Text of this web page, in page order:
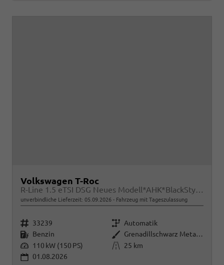
Volkswagen T-Roc
R-Line 1.5 eTSI DSG Neues Modell*AHK*BlackStyle*Matrix*19"*Android Auto*EasyOpen*SHZ*Kamera*ParkAsstPro*ACC*Keyless
unverbindliche Lieferzeit: 05.09.2026 Fahrzeug mit Tageszulassung
Fahrzeugnr. 33239 Getriebe Automatik
Kraftstoff Benzin Außenfarbe
Grenadillschwarz Metallic
Leistung 110 kW (150 PS) Kilometerstand
25 km
01.08.2026